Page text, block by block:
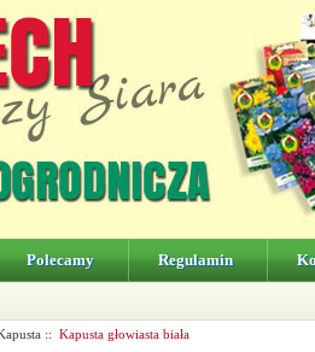
Polecamy Regulamin
:: Kapusta głowiasta biała